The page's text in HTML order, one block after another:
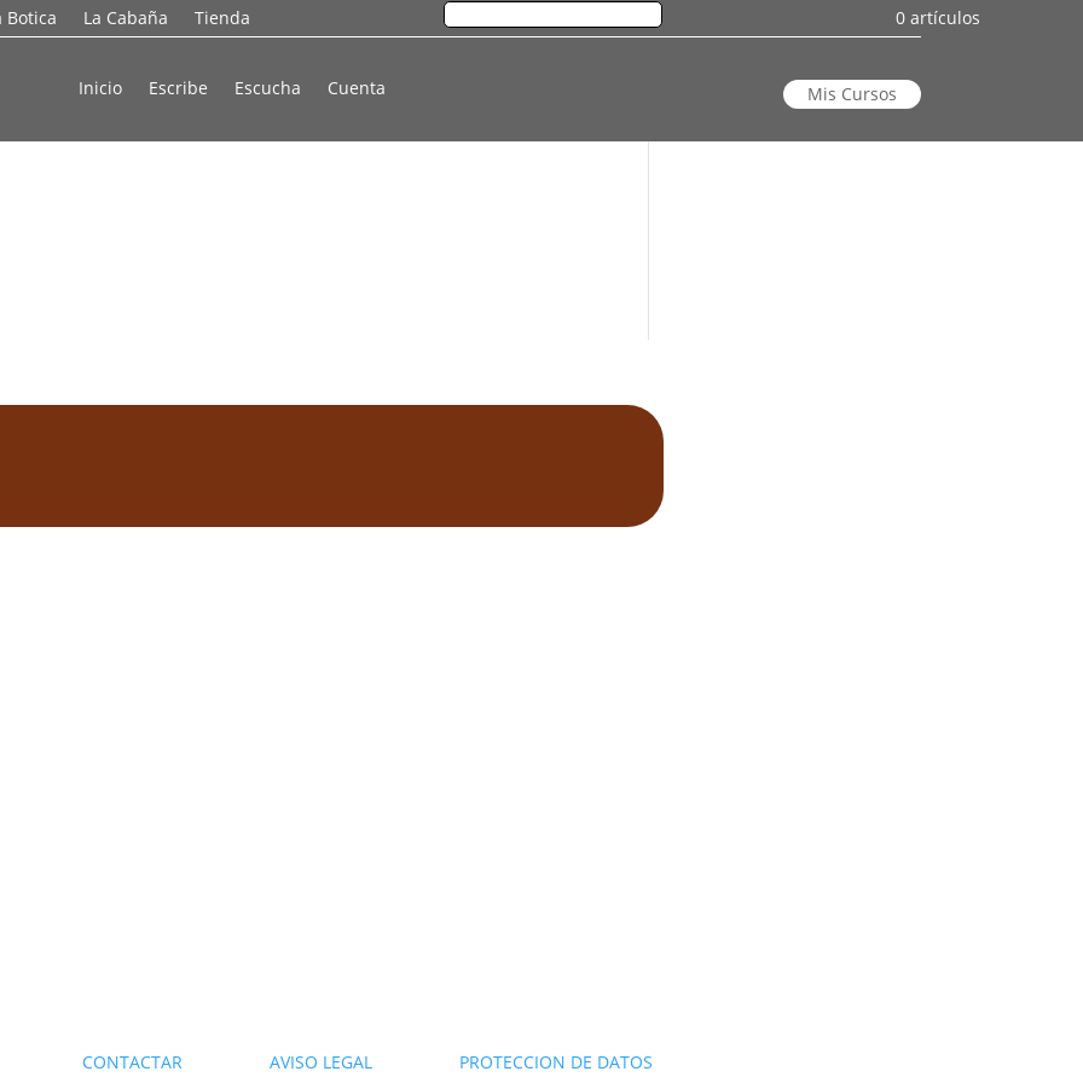
Botica La Cabaña Tienda 0 artículos
Inicio Escribe Escucha Cuenta Mis Cursos
CONTACTAR AVISO LEGAL PROTECCION DE DATOS